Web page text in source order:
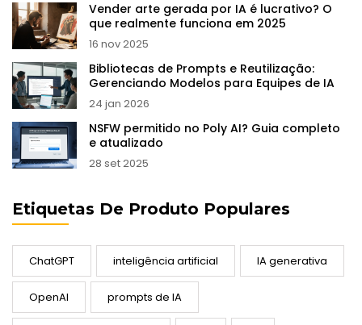
Vender arte gerada por IA é lucrativo? O
que realmente funciona em 2025
16 nov 2025
Bibliotecas de Prompts e Reutilização:
Gerenciando Modelos para Equipes de IA
24 jan 2026
NSFW permitido no Poly AI? Guia completo
e atualizado
28 set 2025
Etiquetas De Produto Populares
ChatGPT inteligência artificial IA generativa
OpenAI prompts de IA